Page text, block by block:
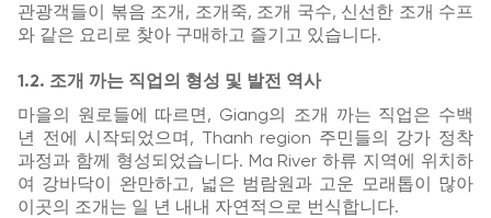
관광객들이 볶음 조개, 조개죽, 조개 국수, 신선한 조개 수프
와 같은 요리로 찾아 구매하고 즐기고 있습니다.
1.2. 조개 까는 직업의 형성 및 발전 역사
마을의 원로들에 따르면, Giang의 조개 까는 직업은 수백
년 전에 시작되었으며, Thanh region 주민들의 강가 정착
과정과 함께 형성되었습니다. Ma River 하류 지역에 위치하
여 강바닥이 완만하고, 넓은 범람원과 고운 모래톱이 많아
이곳의 조개는 일 년 내내 자연적으로 번식합니다.